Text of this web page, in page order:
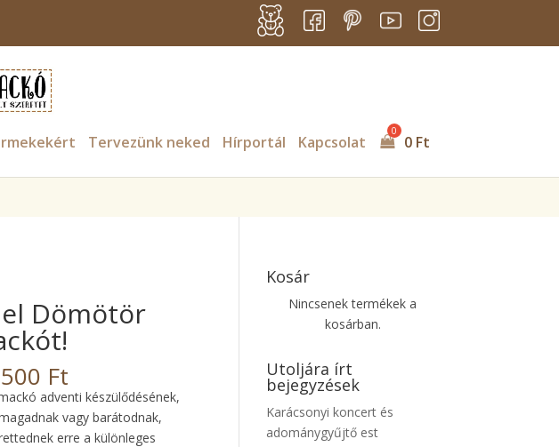
wp-content/plugins/billingo/includes/class-billingo.php on line
Tervezünk neked Hírportál Kapcsolat 0 Ft
Dömötör
Ft
adventi készülődésének,
vagy barátodnak,
erre a különleges
Kosár
Nincsenek termékek a
kosárban.
Utoljára írt
bejegyzések
Karácsonyi koncert és
adománygyűjtő est